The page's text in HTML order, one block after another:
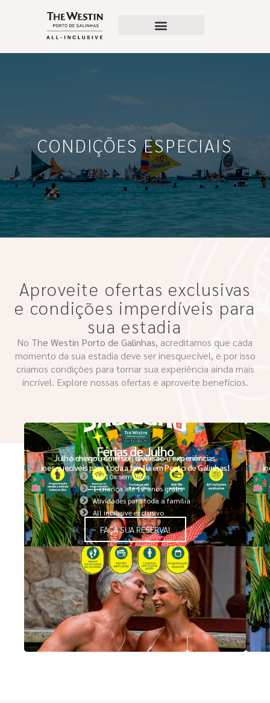
CONDIÇÕES ESPECIAIS
Aproveite ofertas exclusivas
e condições imperdíveis para
sua estadia
No The Westin Porto de Galinhas, acreditamos que cada
momento da sua estadia deve ser inesquecível, e por isso
criamos condições para tornar sua experiência ainda mais
incrível. Explore nossas ofertas e aproveite benefícios.
Clique aqui
Férias de Julho
Julho chegou com sol, diversão e experiências
inesquecíveis para toda a família em Porto de Galinhas!
Até 10x sem juros
1 criança até 12 anos grátis
Atividades para toda a família
All inclusive exclusivo
FAÇA SUA RESERVA!